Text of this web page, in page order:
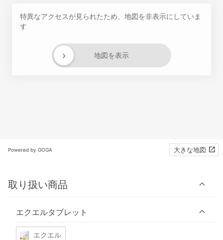
特異なアクセスが見られたため、地図を非表示にしていま
す
地図を表示
›
Powered by GOGA 大きな地図
取り扱い商品
エクエルタブレット
エクエル